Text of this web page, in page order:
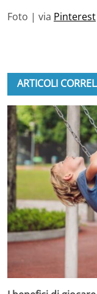
Foto | via Pinterest
ARTICOLI